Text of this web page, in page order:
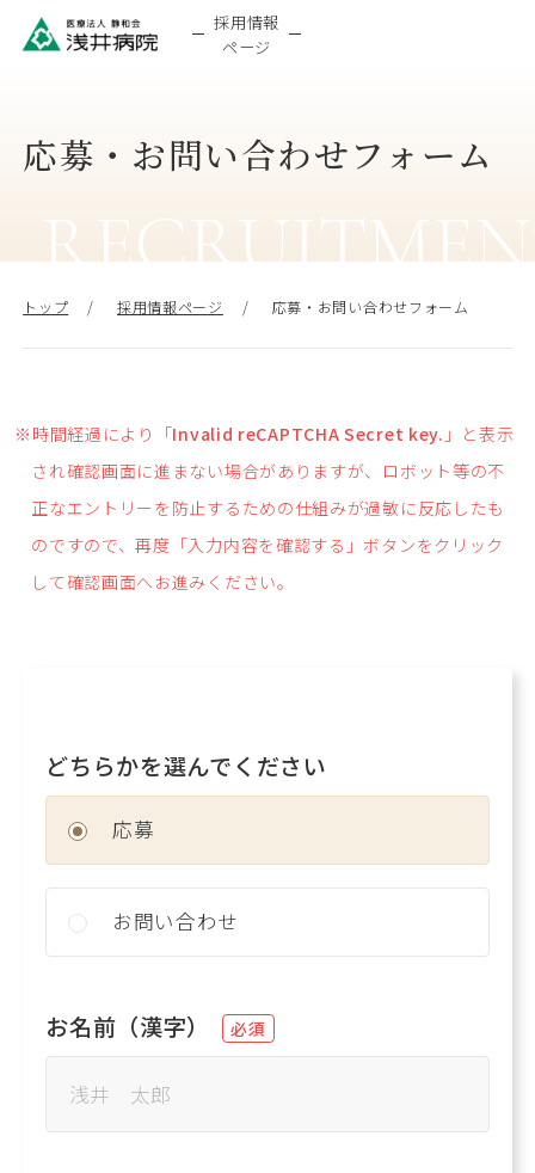
採用情報
ページ
応募・お問い合わせフォーム
トップ 採用情報ページ 応募・お問い合わせフォーム
※時間経過により「Invalid reCAPTCHA Secret key. 」と表示
され確認画面に進まない場合がありますが、ロボット等の不
正なエントリーを防止するための仕組みが過敏に反応したも
のですので、再度「入力内容を確認する」ボタンをクリック
して確認画面へお進みください。
どちらかを選んでください
応募
お問い合わせ
お名前（漢字） 必須